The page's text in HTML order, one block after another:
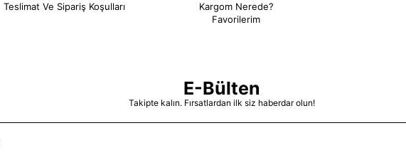
Teslimat Ve Sipariş Koşulları
Kargom Nerede?
Favorilerim
E-Bülten
Takipte kalın. Fırsatlardan ilk siz haberdar olun!